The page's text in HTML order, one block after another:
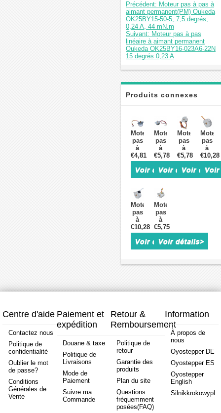
Précédent: Moteur pas à pas à
aimant permanent(PM) Oukeda
OK25BY15-50-5, 7,5 degrés,
0,24 A, 44 mN.m
Suivant: Moteur pas à pas
linéaire à aimant permanent
Oukeda OK25BY16-023A6-22N
15 degrés 0,23 A
Produits connexes
Moteur
pas
à
pas
à
aimant
permanent(PM)
OSP001469
7,5
degrés
2,45
Ncm
12 V
Φ
35
pour
€4,81
Moteur
pas
à
pas
à
aimant
permanent(PM)
OK25BY15-
50-
5,
7,5
degrés,
0,24
44
mN.m
€5,78
Moteur
pas
à
pas
à
aimant
4,90
Ncm
12 V
fils
€5,78
Moteur
pas
à
pas
à
aimant
€10,28
Moteur
pas
à
pas
à
aimant
permanent(PM)
7,5
4
€10,28
Moteur
pas
à
pas
à
aimant
permanent(PM)
18
4
€5,75
Centre d'aide
Contactez nous
Politique de
confidentialité
Oublier le mot
de passe?
Conditions
Générales de
Vente
Paiement et
expédition
Douane & taxe
Politique de
Livraisons
Mode de
Paiement
Suivre ma
Commande
Retour &
Remboursement
Politique de
retour
Garantie des
produits
Plan du site
Questions
fréquemment
posées(FAQ)
Information
À propos de
nous
Oyostepper DE
Oyostepper ES
Oyostepper
English
Silnikkrokowypl